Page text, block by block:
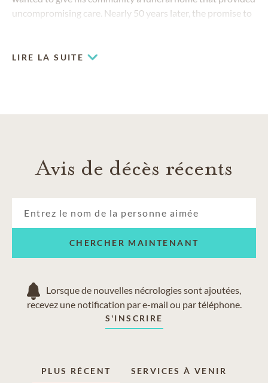
uncompromising care. Nearly 50 years later, the promise to
LIRE LA SUITE
Avis de décès récents
CHERCHER MAINTENANT
Lorsque de nouvelles nécrologies sont ajoutées,
recevez une notification par e-mail ou par téléphone.
S'INSCRIRE
PLUS RÉCENT SERVICES À VENIR